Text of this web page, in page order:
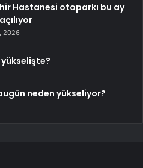
Hastanesi otoparkı bu ay
2026
neden yükseliyor?